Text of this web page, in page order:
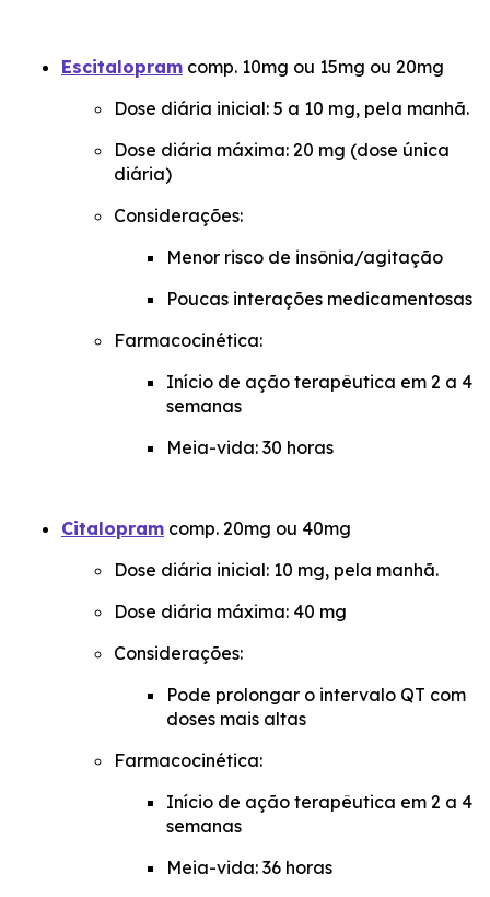
Escitalopram comp. 10mg ou 15mg ou 20mg
Dose diária inicial: 5 a 10 mg, pela manhã.
Dose diária máxima: 20 mg (dose única
diária)
Considerações:
Menor risco de insônia/agitação
Poucas interações medicamentosas
Farmacocinética:
Início de ação terapêutica em 2 a 4
semanas
Meia-vida: 30 horas
Citalopram comp. 20mg ou 40mg
Dose diária inicial: 10 mg, pela manhã.
Dose diária máxima: 40 mg
Considerações:
Pode prolongar o intervalo QT com
doses mais altas
Farmacocinética:
Início de ação terapêutica em 2 a 4
semanas
Meia-vida: 36 horas